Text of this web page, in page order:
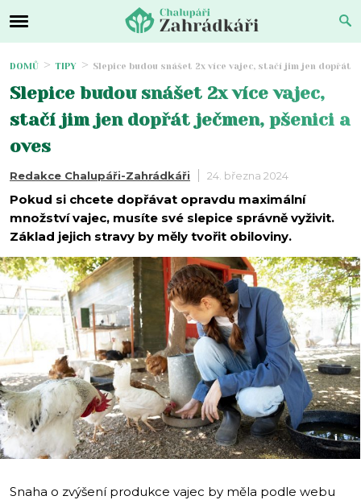
DOMŮ TIPY Slepice budou snášet 2x více vajec, stačí jim jen dopřát
Slepice budou snášet 2x více vajec,
stačí jim jen dopřát ječmen, pšenici a
oves
Redakce Chalupáři-Zahrádkáři 24. března 2024
Pokud si chcete dopřávat opravdu maximální
množství vajec, musíte své slepice správně vyživit.
Základ jejich stravy by měly tvořit obiloviny.
i
Snaha o zvýšení produkce vajec by měla podle webu